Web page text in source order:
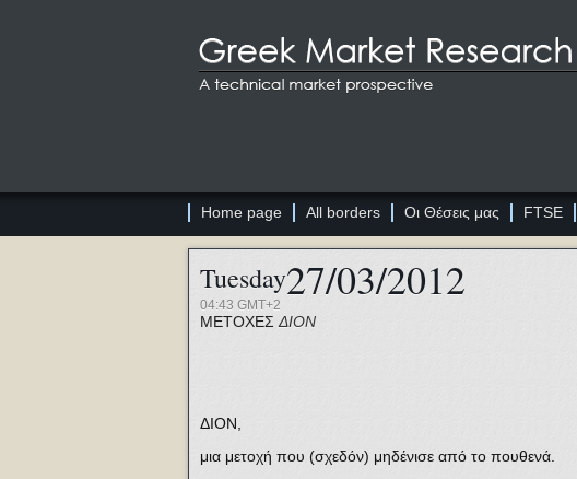
Home page All borders Οι Θέσεις μας FTSE
Tuesday27/03/2012
04:43 GMT+2
ΜΕΤΟΧΕΣ ΔΙΟΝ
ΔΙΟΝ,
μια μετοχή που (σχεδόν) μηδένισε από το πουθενά.